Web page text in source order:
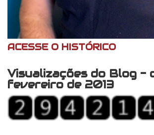
ACESSE O HISTÓRICO
Visualizações do Blog -
fevereiro de 2013